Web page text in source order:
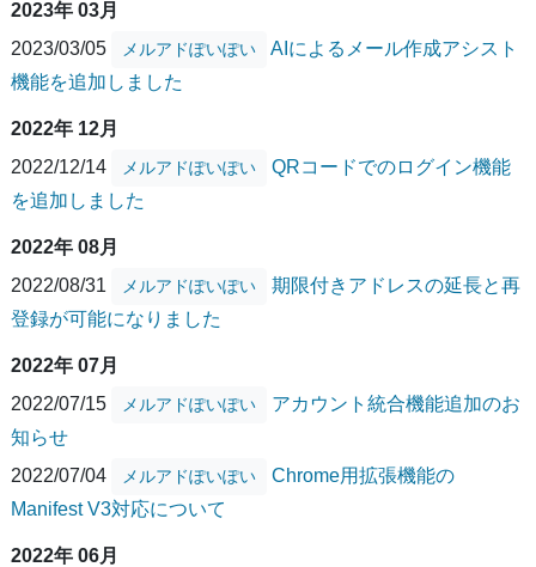
2023年 03月
2023/03/05
メルアドぽいぽい
AIによるメール作成アシスト
機能を追加しました
2022年 12月
2022/12/14
メルアドぽいぽい
QRコードでのログイン機能
を追加しました
2022年 08月
2022/08/31
メルアドぽいぽい
期限付きアドレスの延長と再
登録が可能になりました
2022年 07月
2022/07/15
メルアドぽいぽい
アカウント統合機能追加のお
知らせ
2022/07/04
メルアドぽいぽい
Chrome用拡張機能の
Manifest V3対応について
2022年 06月